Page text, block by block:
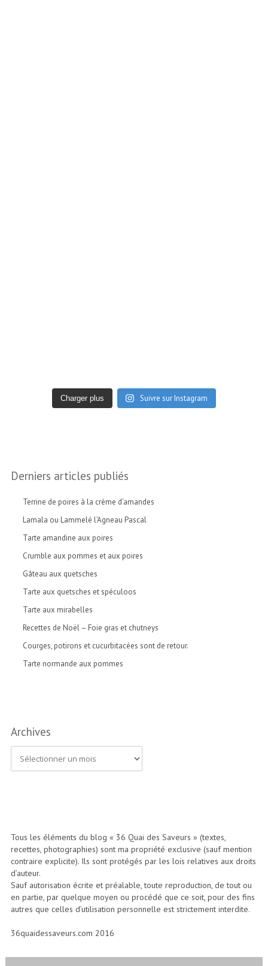
Charger plus Suivre sur Instagram
Derniers articles publiés
Terrine de poires à la crème d’amandes
Lamala ou Lammelé l’Agneau Pascal
Tarte amandine aux poires
Crumble aux pommes et aux poires
Gâteau aux quetsches
Tarte aux quetsches et spéculoos
Tarte aux mirabelles
Recettes de Noël – Foie gras et chutneys
Courges, potirons et cucurbitacées sont de retour.
Tarte normande aux pommes
Archives
A
v
e
s
Tous les éléments du blog « 36 Quai des Saveurs » (textes,
recettes, photographies) sont ma propriété exclusive (sauf mention
contraire explicite). Ils sont protégés par les lois relatives aux droits
d’auteur.
Sauf autorisation écrite et préalable, toute reproduction, de tout ou
en partie, par quelque moyen ou procédé que ce soit, pour des fins
autres que celles d’utilisation personnelle est strictement interdite.
36quaidessaveurs.com 2016